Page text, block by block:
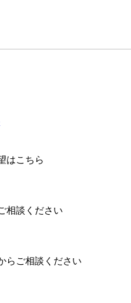
はこちら
相談ください
らご相談ください